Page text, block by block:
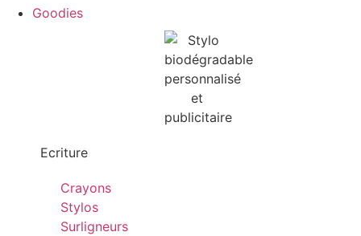
Goodies
Ecriture
Crayons
Stylos
Surligneurs